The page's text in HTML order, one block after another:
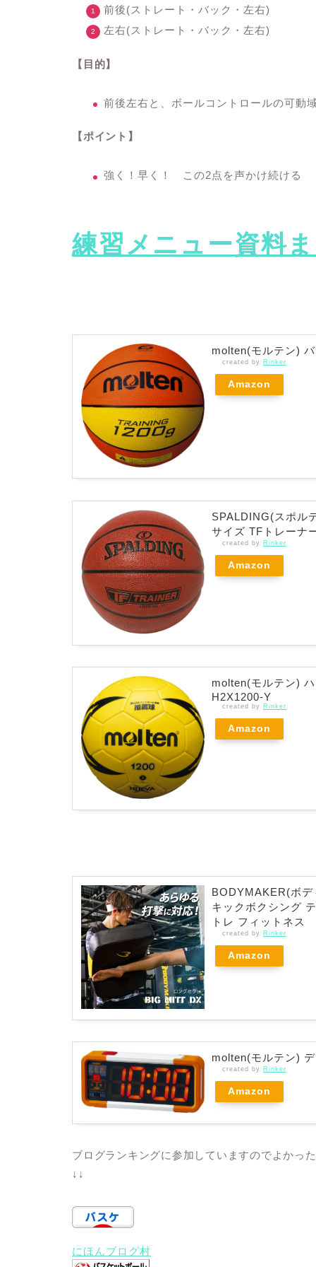
前後(ストレート・バック・左右)
左右(ストレート・バック・左右)
【目的】
前後左右と、ボールコントロールの可動
【ポイント】
強く！早く！ この2点を声かけ続ける
練習メニュー資料
molten(モルテン)
created by Rinker
Amazon
SPALDING(スポル
サイズ TFトレーナ
created by Rinker
Amazon
molten(モルテン)
H2X1200-Y
created by Rinker
Amazon
BODYMAKER(ボ
キックボクシング
トレ フィットネス
created by Rinker
Amazon
molten(モルテン)
created by Rinker
Amazon
ブログランキングに参加していますのでよかっ
↓↓
にほんブログ村